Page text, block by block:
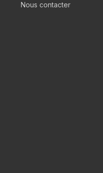
Nous contacter